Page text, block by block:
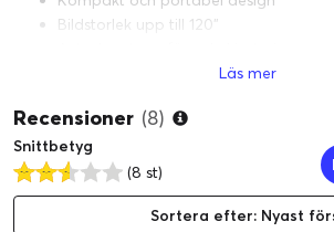
Bildstorlek upp till 120"
Inbyggd högtalare för ljudLäs mer
Recensioner (8)
Snittbetyg
(8 st)
Sortera efter: Nyast